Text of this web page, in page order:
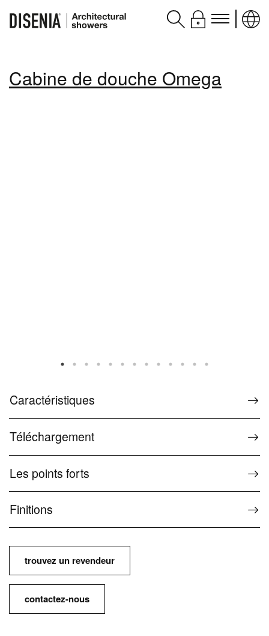
Produits
Cabine de douche Omega
Caractéristiques
Téléchargement
Les points forts
Finitions
trouvez un revendeur
contactez-nous